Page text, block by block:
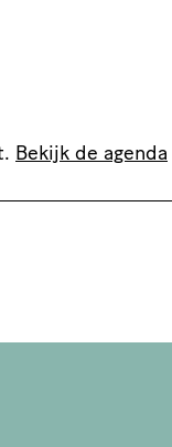
Bekijk de agenda